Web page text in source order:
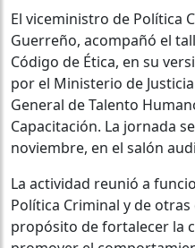
El viceministro de Política
Guerreño, acompañó el
Código de Ética, en su
por el Ministerio de
General de Talento
Capacitación. La jornada
noviembre, en el salón
La actividad reunió a
Política Criminal y de
propósito de fortalecer la